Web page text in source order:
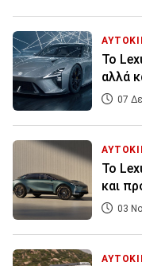
To
αλλά
07
Το
και
03